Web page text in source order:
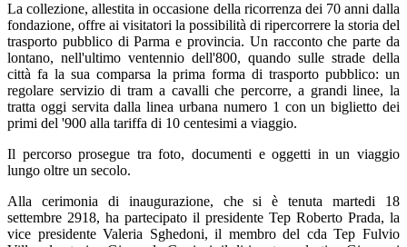
La collezione, allestita in occasione della ricorrenza dei 70 anni dalla
fondazione, offre ai visitatori la possibilità di ripercorrere la storia del
trasporto pubblico di Parma e provincia. Un racconto che parte da
lontano, nell'ultimo ventennio dell'800, quando sulle strade della
città fa la sua comparsa la prima forma di trasporto pubblico: un
regolare servizio di tram a cavalli che percorre, a grandi linee, la
tratta oggi servita dalla linea urbana numero 1 con un biglietto dei
primi del '900 alla tariffa di 10 centesimi a viaggio.
Il percorso prosegue tra foto, documenti e oggetti in un viaggio
lungo oltre un secolo.
Alla cerimonia di inaugurazione, che si è tenuta martedi 18
settembre 2918, ha partecipato il presidente Tep Roberto Prada, la
vice presidente Valeria Sghedoni, il membro del cda Tep Fulvio